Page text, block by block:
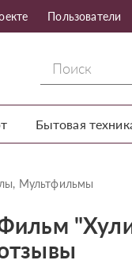
Пользователи
Бытовая
Мультфильмы